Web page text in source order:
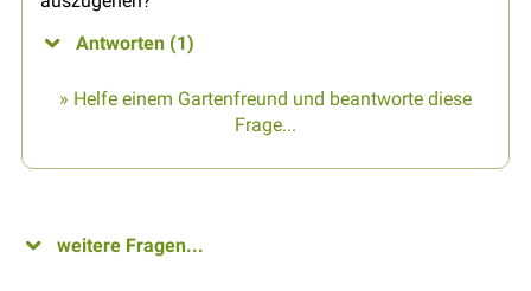
Antworten (1)
» Helfe einem Gartenfreund und beantworte diese
Frage...
weitere Fragen...